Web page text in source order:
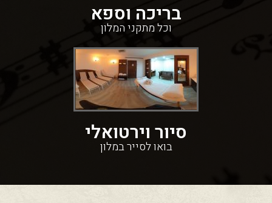
בריכה וספא
וכל מתקני המלון
סיור וירטואלי
בואו לסייר במלון